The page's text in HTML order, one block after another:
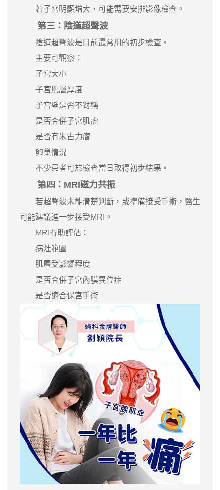
若子宮明顯增大，可能需要安排影像檢查。
第三：陰道超聲波
陰道超聲波是目前最常用的初步檢查。
主要可觀察：
子宮大小
子宮肌層厚度
子宮壁是否不對稱
是否合併子宮肌瘤
是否有朱古力瘤
卵巢情況
不少患者可於檢查當日取得初步結果。
第四：MRI磁力共振
若超聲波未能清楚判斷，或準備接受手術，醫生
可能建議進一步接受MRI。
MRI有助評估：
病灶範圍
肌層受影響程度
是否合併子宮內膜異位症
是否適合保宮手術